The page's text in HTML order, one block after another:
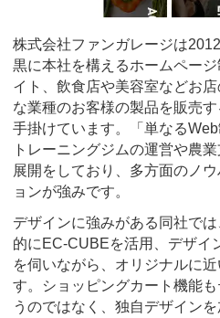
株式会社ファンガレージは
黒に本社を構えるホームペー
イト、飲食店や美容室などお
な業種のお客様の製品を販売
手掛けています。「単なる
トレーニングジムの運営や農
展開をしており、多方面のノ
ョンが強みです。
デザインに強みがある同社で
的にEC-CUBEを活用、デザイ
を伺いながら、オリジナルに
す。ショッピングカート機能
うのではなく、独自デザイン